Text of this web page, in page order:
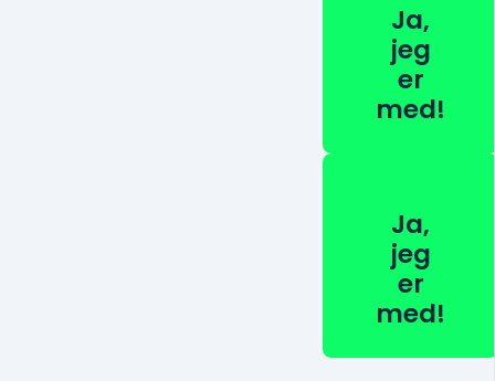
Ja,
jeg
er
med!
Ja,
jeg
er
med!